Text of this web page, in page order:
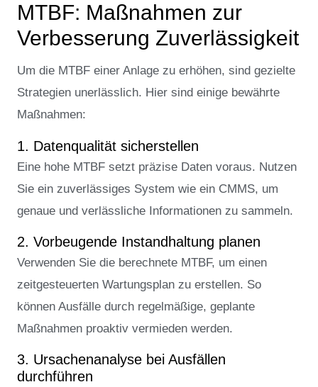
MTBF: Maßnahmen zur
Verbesserung Zuverlässigkeit
Um die MTBF einer Anlage zu erhöhen, sind gezielte
Strategien unerlässlich. Hier sind einige bewährte
Maßnahmen:
1. Datenqualität sicherstellen
Eine hohe MTBF setzt präzise Daten voraus. Nutzen
Sie ein zuverlässiges System wie ein CMMS, um
genaue und verlässliche Informationen zu sammeln.
2. Vorbeugende Instandhaltung planen
Verwenden Sie die berechnete MTBF, um einen
zeitgesteuerten Wartungsplan zu erstellen. So
können Ausfälle durch regelmäßige, geplante
Maßnahmen proaktiv vermieden werden.
3. Ursachenanalyse bei Ausfällen
durchführen